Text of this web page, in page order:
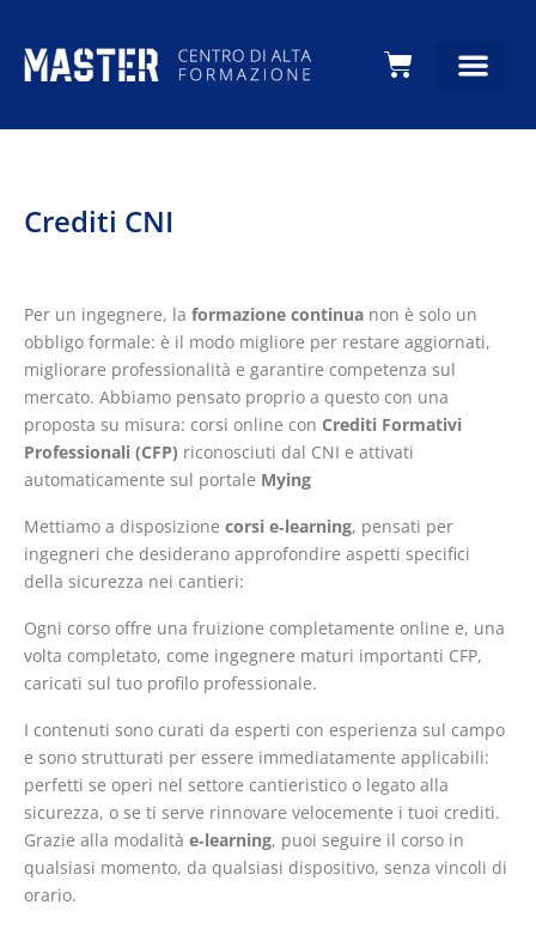
Carrello
Crediti CNI
Per un ingegnere, la formazione continua non è solo un
obbligo formale: è il modo migliore per restare aggiornati,
migliorare professionalità e garantire competenza sul
mercato. Abbiamo pensato proprio a questo con una
proposta su misura: corsi online con Crediti Formativi
Professionali (CFP) riconosciuti dal CNI e attivati
automaticamente sul portale Mying
Mettiamo a disposizione corsi e‑learning, pensati per
ingegneri che desiderano approfondire aspetti specifici
della sicurezza nei cantieri:
Ogni corso offre una fruizione completamente online e, una
volta completato, come ingegnere maturi importanti CFP,
caricati sul tuo profilo professionale.
I contenuti sono curati da esperti con esperienza sul campo
e sono strutturati per essere immediatamente applicabili:
perfetti se operi nel settore cantieristico o legato alla
sicurezza, o se ti serve rinnovare velocemente i tuoi crediti.
Grazie alla modalità e‑learning, puoi seguire il corso in
qualsiasi momento, da qualsiasi dispositivo, senza vincoli di
orario.